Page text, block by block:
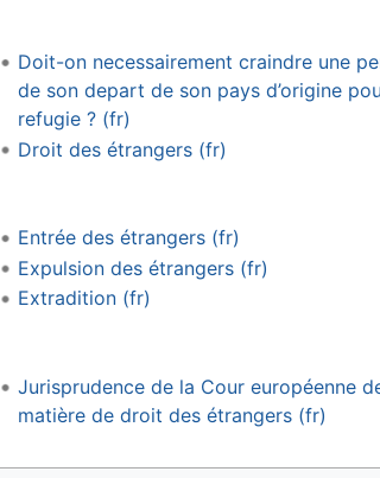
Doit-on necessairement craindre une
de son depart de son pays d’origine
refugie ? (fr)
Droit des étrangers (fr)
Entrée des étrangers (fr)
Expulsion des étrangers (fr)
Extradition (fr)
Jurisprudence de la Cour européenne
matière de droit des étrangers (fr)